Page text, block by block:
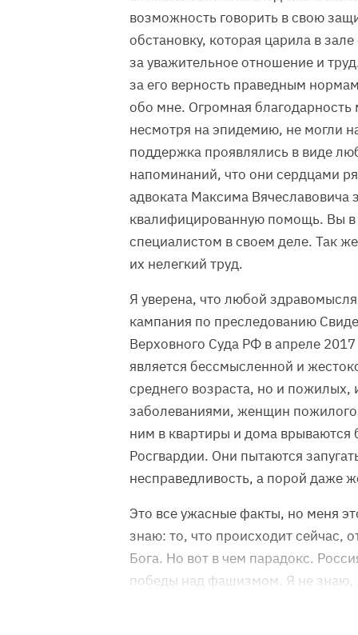
возможность говорить в свою
обстановку, которая царила в
за уважительное отношение и
за его верность праведным
обо мне. Огромная
несмотря на эпидемию, не могли
поддержка проявлялись в виде
напоминаний, что они сердцами
адвоката Максима
квалифицированную помощь. Вы
специалистом в своем деле. Так
их нелегкий труд.
Я уверена, что любой
кампания по преследованию
Верховного Суда РФ в апреле
является бессмысленной и
среднего возраста, но и
заболеваниями, женщин пожилого
ним в квартиры и дома
Росгвардии. Они пытаются
несправедливость, а порой даже
Это все ужасные факты, но меня
знаю: то, что происходит сейчас,
Бога. Но вот в чем парадокс.
победы над фашизмом. Я не